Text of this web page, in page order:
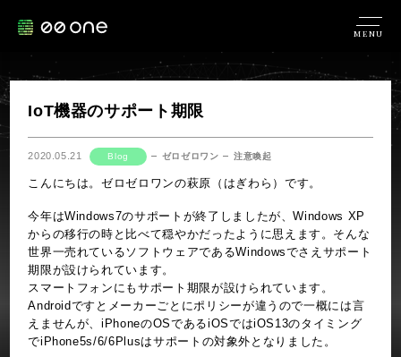
MENU
IoT機器のサポート期限
2020.05.21 Blog ゼロゼロワン 注意喚起
こんにちは。ゼロゼロワンの萩原（はぎわら）です。
今年はWindows7のサポートが終了しましたが、Windows XP
からの移行の時と比べて穏やかだったように思えます。そんな
世界一売れているソフトウェアであるWindowsでさえサポート
期限が設けられています。
スマートフォンにもサポート期限が設けられています。
Androidですとメーカーごとにポリシーが違うので一概には言
えませんが、iPhoneのOSであるiOSではiOS13のタイミング
でiPhone5s/6/6Plusはサポートの対象外となりました。